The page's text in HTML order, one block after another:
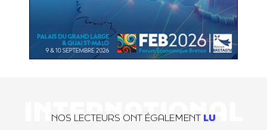
INTERNATIONAL
NOS LECTEURS ONT ÉGALEMENT LU